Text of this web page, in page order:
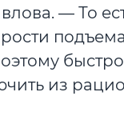
— То
из